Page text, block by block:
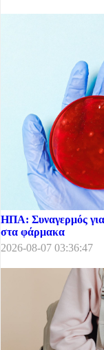
ΗΠΑ: Συναγερμός για
στα φάρμακα
2026-08-07 03:36:47